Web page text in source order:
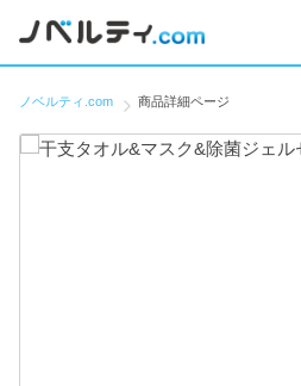
ノベルティ.com 商品詳細ページ